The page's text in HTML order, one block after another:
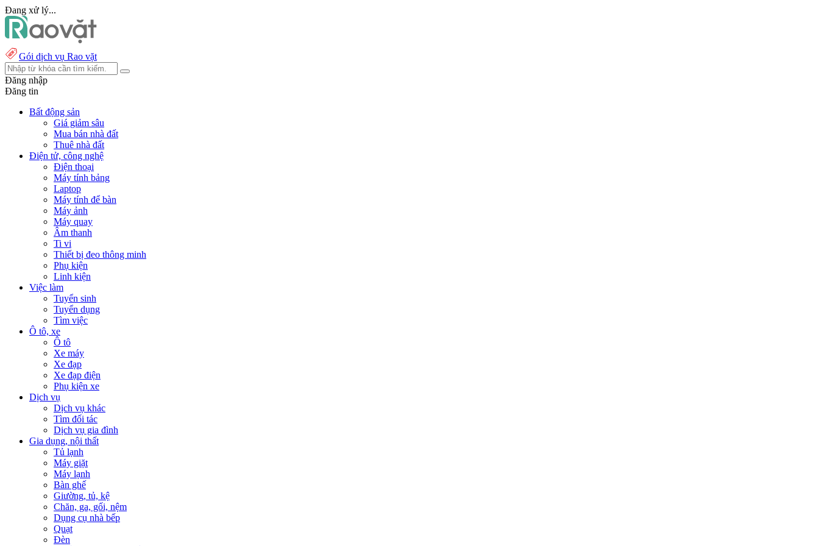
Đang xử lý...
Gói dịch vụ Rao vặt
Đăng nhập
Đăng tin
Bất động sản
Giá giảm sâu
Mua bán nhà đất
Thuê nhà đất
Điện tử, công nghệ
Điện thoại
Máy tính bảng
Laptop
Máy tính để bàn
Máy ảnh
Máy quay
Âm thanh
Ti vi
Thiết bị đeo thông minh
Phụ kiện
Linh kiện
Việc làm
Tuyển sinh
Tuyển dụng
Tìm việc
Ô tô, xe
Ô tô
Xe máy
Xe đạp
Xe đạp điện
Phụ kiện xe
Dịch vụ
Dịch vụ khác
Tìm đối tác
Dịch vụ gia đình
Gia dụng, nội thất
Tủ lạnh
Máy giặt
Máy lạnh
Bàn ghế
Giường, tủ, kệ
Chăn, ga, gối, nệm
Dụng cụ nhà bếp
Quạt
Đèn